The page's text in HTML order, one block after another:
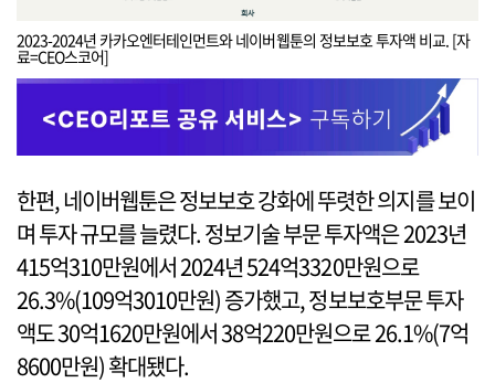
2023-2024년 카카오엔터테인먼트와 네이버웹툰의 정보보호 투자액 비교. [자
료=CEO스코어]
한편, 네이버웹툰은 정보보호 강화에 뚜렷한 의지를 보이
며 투자 규모를 늘렸다. 정보기술 부문 투자액은 2023년
415억310만원에서 2024년 524억3320만원으로
26.3%(109억3010만원) 증가했고, 정보보호부문 투자
액도 30억1620만원에서 38억220만원으로 26.1%(7억
8600만원) 확대됐다.